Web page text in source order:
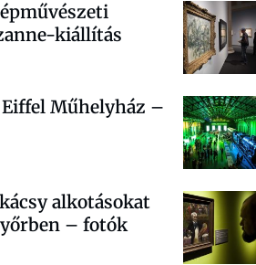
kiállítás
Műhelyház –
alkotásokat
– fotók